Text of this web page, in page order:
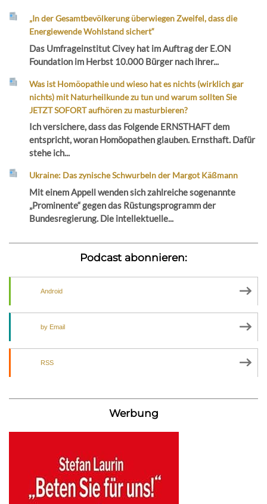
„In der Gesamtbevölkerung überwiegen Zweifel, dass die
Energiewende Wohlstand sichert“
Das Umfrageinstitut Civey hat im Auftrag der E.ON
Foundation im Herbst 10.000 Bürger nach ihrer...
Was ist Homöopathie und wieso hat es nichts (wirklich gar
nichts) mit Naturheilkunde zu tun und warum sollten Sie
JETZT SOFORT aufhören zu masturbieren?
Ich versichere, dass das Folgende ERNSTHAFT dem
entspricht, woran Homöopathen glauben. Ernsthaft. Dafür
stehe ich...
Ukraine: Das zynische Schwurbeln der Margot Käßmann
Mit einem Appell wenden sich zahlreiche sogenannte
„Prominente“ gegen das Rüstungsprogramm der
Bundesregierung. Die intellektuelle...
Podcast abonnieren:
Android
by Email
RSS
Werbung